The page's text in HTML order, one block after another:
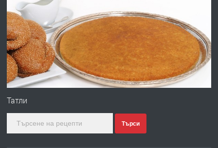
ПРЕДЛАГА
Професионална броячна машина -
със сертификат от ЕЦБ
преди 1 година
ПРЕДЛАГА
Професионална зеленчукорезачка
Татли
Търси